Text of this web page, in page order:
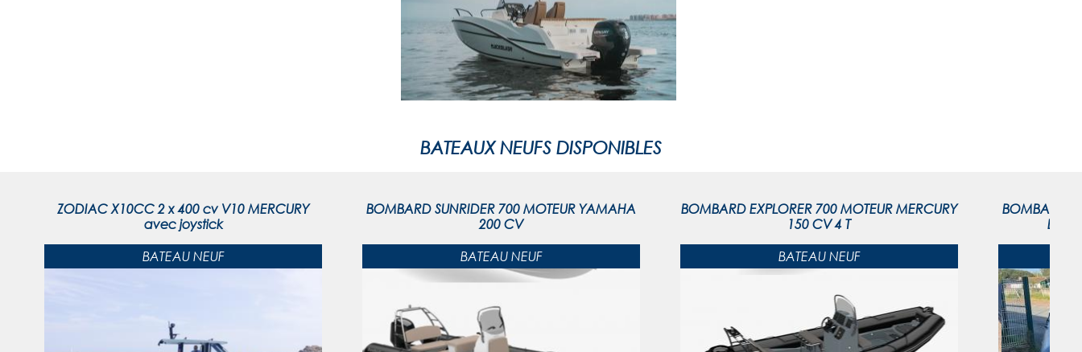
BATEAUX NEUFS DISPONIBLES
ZODIAC X10CC 2 x 400 cv V10 MERCURY
avec joystick
BATEAU NEUF
BOMBARD SUNRIDER 700 MOTEUR YAMAHA
200 CV
BATEAU NEUF
BOMBARD EXPLORER 700 MOTEUR MERCURY
150 CV 4 T
BATEAU NEUF
BOMBARD